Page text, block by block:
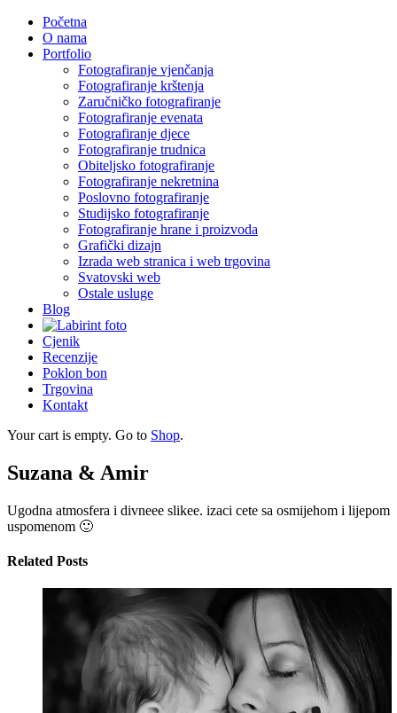
Početna
O nama
Portfolio
Fotografiranje vjenčanja
Fotografiranje krštenja
Zaručničko fotografiranje
Fotografiranje evenata
Fotografiranje djece
Fotografiranje trudnica
Obiteljsko fotografiranje
Fotografiranje nekretnina
Poslovno fotografiranje
Studijsko fotografiranje
Fotografiranje hrane i proizvoda
Grafički dizajn
Izrada web stranica i web trgovina
Svatovski web
Ostale usluge
Blog
Cjenik
Recenzije
Poklon bon
Trgovina
Kontakt
Your cart is empty. Go to Shop.
Suzana & Amir
Ugodna atmosfera i divneee slikee. izaci cete sa osmijehom i lijepom
uspomenom 🙂
Related Posts